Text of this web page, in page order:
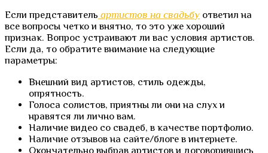
Если представитель артистов на свадьбу ответил на
все вопросы четко и внятно, то это уже хороший
признак. Вопрос устраивают ли вас условия артистов.
Если да, то обратите внимание на следующие
параметры:
Внешний вид артистов, стиль одежды,
опрятность.
Голоса солистов, приятны ли они на слух и
нравятся ли лично вам.
Наличие видео со свадеб, в качестве портфолио.
Наличие отзывов на сайте/блоге в интернете.
Окончательно выбрав артистов и договорившись